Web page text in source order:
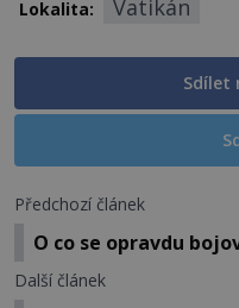
Lokalita: Vatikán
Sdílet
Předchozí článek
O co se opravdu
Další článek